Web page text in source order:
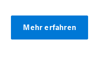
Mehr erfahren